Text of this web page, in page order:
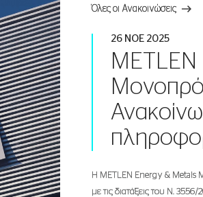
Όλες οι Ανακοινώσεις
26 ΝΟΕ 2025
Η METLEN Energy & Metals
με τις διατάξεις του Ν. 3556/
Εταιρεία